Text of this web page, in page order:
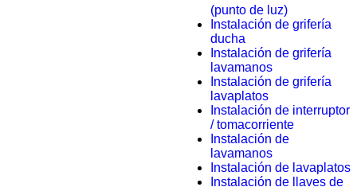
(punto de luz)
Instalación de grifería
ducha
Instalación de grifería
lavamanos
Instalación de grifería
lavaplatos
Instalación de interruptor
/ tomacorriente
Instalación de
lavamanos
Instalación de lavaplatos
Instalación de llaves de